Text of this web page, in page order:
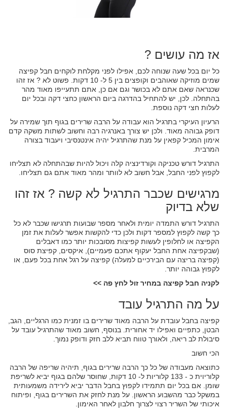
אז מה עושים ?
כל יום בכל שעה שנוחה לכם, אפילו לפני מקלחת לוקחים חבל קפיצה
שמים מוזיקה שאוהבים וקופצים בין 5 ל- 10 דקות. פשוט לא ? אז זהו
שכנראה שאם אתם לא בכושר וגם אם כן, אתם תתעייפו מאוד מהר
בהתחלה. לכן, יש להתחיל בהדרגה ביום הראשון כחצי דקה ובכל יום
לעלות חצי דקה נוספת.
הרעיון העיקרי בתרגיל הוא עבודה על הרבה שרירים בגוף תוך שמירה על
דופק גבוהה מאוד. ולכן יש צורך באנרגיה רבה וחשוב לשתות משקה קדם
אימון המכיל קפאין על מנת שהתרגיל יהיה אינטנסיבי ויעבוד בצורה
המרבית.
התרגיל דורש טכניקה וקורדינציה קלה ויכול להיות שבהתחלה לא תצליחו
לקפוץ לפני החבל, אבל חשוב לא לוותר ומהר מאוד אתם גם תצליחו.
מרגישים שכבר התרגיל לא קשה ? אז זהו
שלא בדיוק
התרגיל דורש התמדה יומית ולאחר מספר שבועות תרגישו שכבר לא כל
כך קשה לקפוץ למספר דקות ולכן כדי להקשות אפשר לעלות את זמן
הקפיצה או לחלופין לעשות קפיצות מסובכות יותר כמו דאבלים
(שבקפיצה אחת החבל יעקוף אתכם פעמיים), איקסים, קפיצת סוס
(קפיצה בריצה עם הבירכיים למעלה) קפיצה על רגל אחת בכל פעם, או
לקפוץ גבוהה יותר.
לקניה חבל קפיצה במחיר זול לחץ פה >>
על מה התרגיל עובד
קפיצה בחבל עובדת על הרבה מאוד שרירים בו זמנית כמו הרגליים, הגב,
הבטן, כתפיים ואפילו יד אחורית. בנוסף, חשוב מאוד שהתרגיל עובד על
סיבולת לב ריאה, ולאורך טווח תביא ללב חזק ודופק נמוך.
הכי חשוב
כתוצאה מעבודה של כל כך הרבה שרירים בגוף, תיהיה שריפה של הרבה
קלוריוית כ - 133 קלוריות ל- 10 דקות, שחוסר שלהם בגוף יביא לשריפת
שומן. אם בכל יום תתמידו לקפוץ בחבל הדבר יביא לירידה משמעותית
במשקל כבר מהשבוע הראשון. על מנת לחזק את השרירים בגוף, ופיתוח
איכותי של השריר רצוי לצרוך חלבון לאחר האימון.